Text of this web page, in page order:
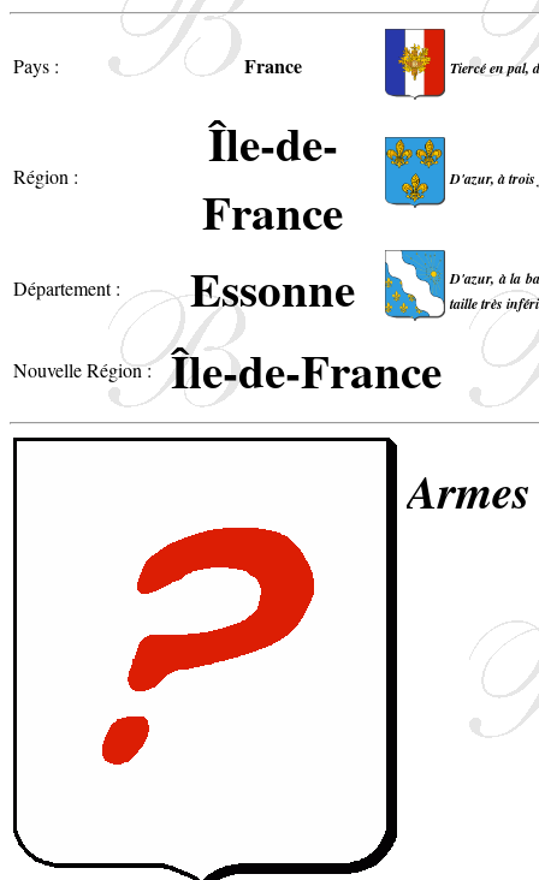
Pays : France Tiercé en pal,
Région :
Île-de-
France
D'azur, à trois
Département : Essonne
D'azur, à la
taille très
Nouvelle Région : Île-de-France